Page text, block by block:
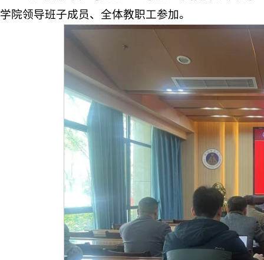
学院领导班子成员、全体教职工参加。